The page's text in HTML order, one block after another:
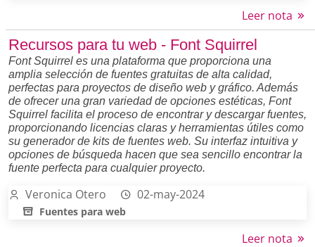
Leer nota
Recursos para tu web - Font Squirrel
Font Squirrel es una plataforma que proporciona una
amplia selección de fuentes gratuitas de alta calidad,
perfectas para proyectos de diseño web y gráfico. Además
de ofrecer una gran variedad de opciones estéticas, Font
Squirrel facilita el proceso de encontrar y descargar fuentes,
proporcionando licencias claras y herramientas útiles como
su generador de kits de fuentes web. Su interfaz intuitiva y
opciones de búsqueda hacen que sea sencillo encontrar la
fuente perfecta para cualquier proyecto.
Veronica Otero 02-may-2024
Fuentes para web
Leer nota